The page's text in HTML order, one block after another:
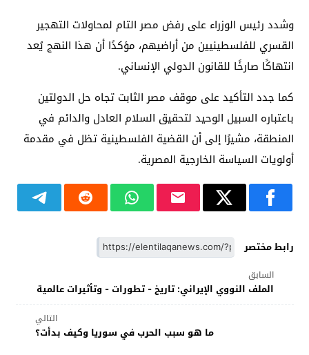
وشدد رئيس الوزراء على رفض مصر التام لمحاولات التهجير
القسري للفلسطينيين من أراضيهم، مؤكدًا أن هذا النهج يُعد
انتهاكًا صارخًا للقانون الدولي الإنساني.
كما جدد التأكيد على موقف مصر الثابت تجاه حل الدولتين
باعتباره السبيل الوحيد لتحقيق السلام العادل والدائم في
المنطقة، مشيرًا إلى أن القضية الفلسطينية تظل في مقدمة
أولويات السياسة الخارجية المصرية.
رابط مختصر
السابق
الملف النووي الإيراني: تاريخ - تطورات - وتأثيرات عالمية
التالي
ما هو سبب الحرب في سوريا وكيف بدأت؟